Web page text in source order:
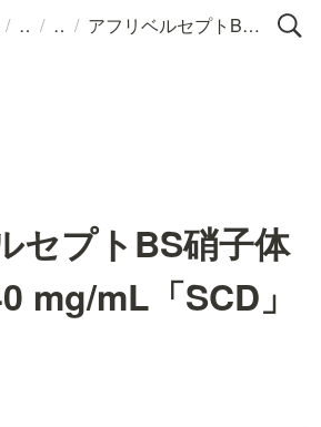
/ / / アフリベルセプトBS硝子体内注射液40 mg/mL「SCD」
セプトBS硝子体
mg/mL「SCD」